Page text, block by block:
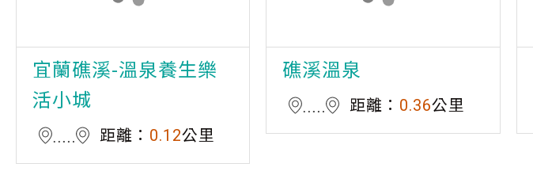
宜蘭礁溪-溫泉養生樂
活小城
距離： 0.12公里
礁溪溫泉
距離： 0.36公里